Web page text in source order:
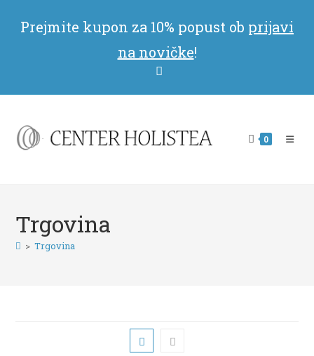
Prejmite kupon za 10% popust ob prijavi
na novičke!
0
Trgovina
> Trgovina